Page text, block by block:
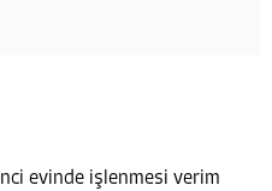
evinde işlenmesi verim